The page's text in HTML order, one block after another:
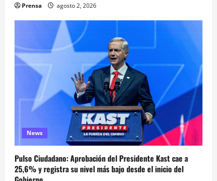
Prensa agosto 2, 2026
News
Pulso Ciudadano: Aprobación del Presidente Kast cae a
25,6% y registra su nivel más bajo desde el inicio del